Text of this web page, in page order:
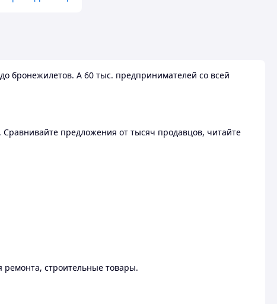
бронежилетов. А 60 тыс. предпринимателей со всей
предложения от тысяч продавцов, читайте
ремонта, строительные товары.